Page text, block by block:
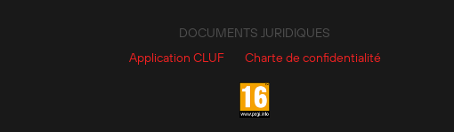
DOCUMENTS JURIDIQUES
Application CLUF
Charte de confidentialité